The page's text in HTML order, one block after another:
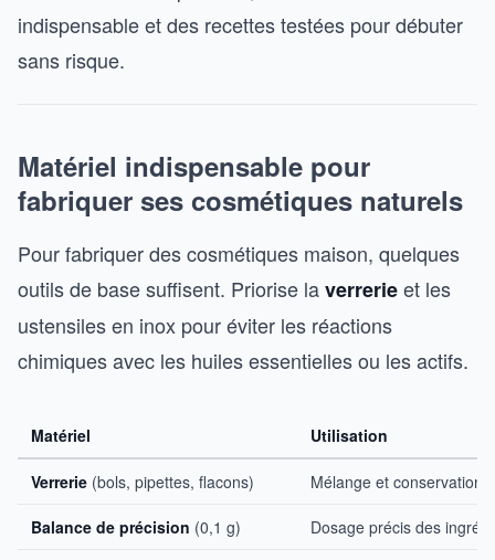
indispensable et des recettes testées pour débuter
sans risque.
Matériel indispensable pour
fabriquer ses cosmétiques naturels
Pour fabriquer des cosmétiques maison, quelques
outils de base suffisent. Priorise laverrerieet les
ustensiles en inox pour éviter les réactions
chimiques avec les huiles essentielles ou les actifs.
Matériel Utilisation
Verrerie (bols, pipettes, flacons) Mélange et conservation
Balance de précision (0,1 g) Dosage précis des